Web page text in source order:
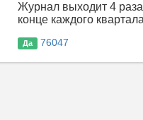
Журнал выходит 4
конце каждого квартала
Да 76047